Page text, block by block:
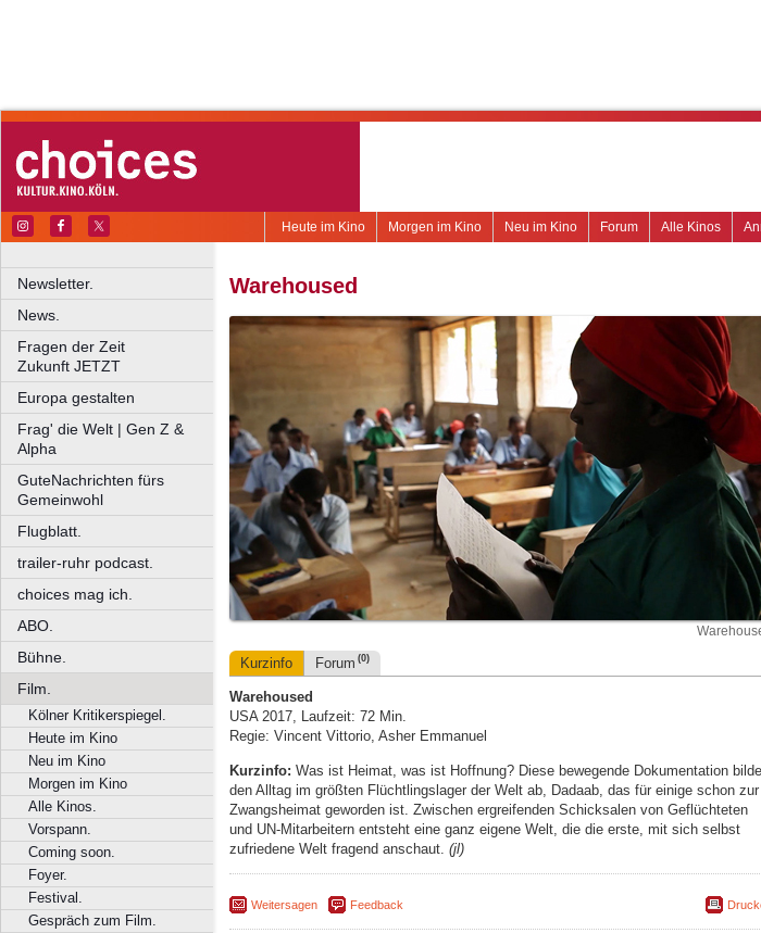
Alle Kinos
Forum
Neu im Kino
Morgen im Kino
Heute im Kino
Newsletter.
News.
Fragen der Zeit
Zukunft JETZT
Europa gestalten
Frag' die Welt | Gen Z &
Alpha
GuteNachrichten fürs
Gemeinwohl
Flugblatt.
trailer-ruhr podcast.
choices mag ich.
ABO.
Bühne.
Film.
Kölner Kritikerspiegel.
Heute im Kino
Neu im Kino
Morgen im Kino
Alle Kinos.
Vorspann.
Coming soon.
Foyer.
Festival.
Gespräch zum Film.
Warehoused
Kurzinfo Forum (0)
Warehoused
USA 2017, Laufzeit: 72 Min.
Regie: Vincent Vittorio, Asher Emmanuel
Kurzinfo: Was ist Heimat, was ist Hoffnung? Diese bewegende Dokumentation
den Alltag im größten Flüchtlingslager der Welt ab, Dadaab, das für einige schon zur
Zwangsheimat geworden ist. Zwischen ergreifenden Schicksalen von Geflüchteten
und UN-Mitarbeitern entsteht eine ganz eigene Welt, die die erste, mit sich selbst
zufriedene Welt fragend anschaut. (jl)
Weitersagen Feedback